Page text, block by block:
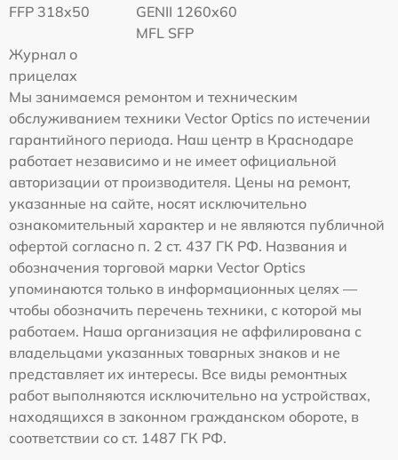
FFP 318x50
GENII 1260x60
MFL SFP
Журнал о
прицелах
Мы занимаемся ремонтом и техническим
обслуживанием техники Vector Optics по истечении
гарантийного периода. Наш центр в Краснодаре
работает независимо и не имеет официальной
авторизации от производителя. Цены на ремонт,
указанные на сайте, носят исключительно
ознакомительный характер и не являются публичной
офертой согласно п. 2 ст. 437 ГК РФ. Названия и
обозначения торговой марки Vector Optics
упоминаются только в информационных целях —
чтобы обозначить перечень техники, с которой мы
работаем. Наша организация не аффилирована с
владельцами указанных товарных знаков и не
представляет их интересы. Все виды ремонтных
работ выполняются исключительно на устройствах,
находящихся в законном гражданском обороте, в
соответствии со ст. 1487 ГК РФ.